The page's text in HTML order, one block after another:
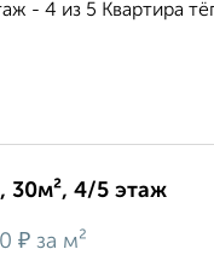
- 4 из 5 Квартира
30м², 4/5 этаж
₽ за м²